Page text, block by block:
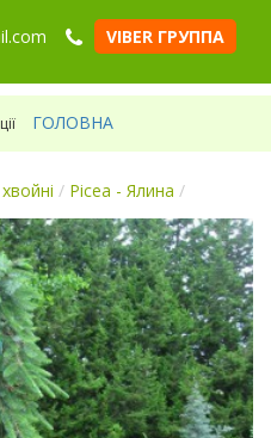
VIBER ГРУППА
ГОЛОВНА
/ Picea - Ялина /